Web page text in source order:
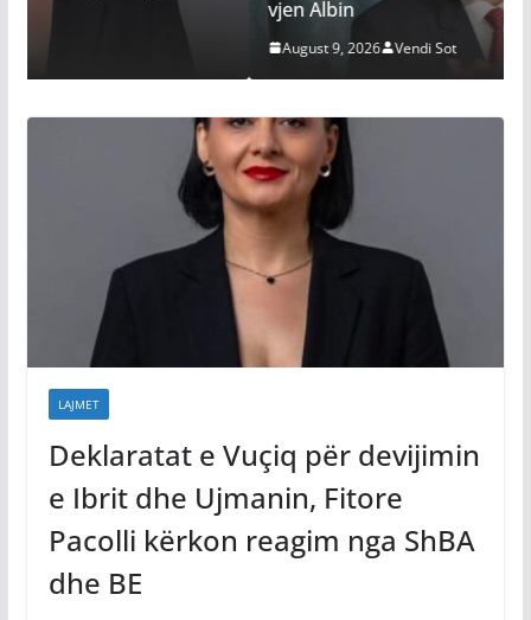
LAJMET
Deklaratat e Vuçiq për devijimin
e Ibrit dhe Ujmanin, Fitore
Pacolli kërkon reagim nga ShBA
dhe BE